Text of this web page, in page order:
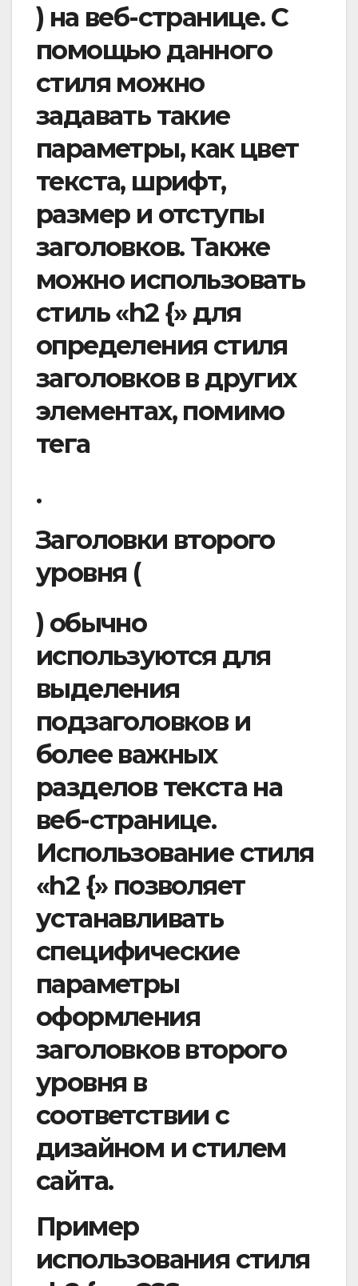
) на веб-странице. С
помощью данного
стиля можно
задавать такие
параметры, как цвет
текста, шрифт,
размер и отступы
заголовков. Также
можно использовать
стиль «h2 {» для
определения стиля
заголовков в других
элементах, помимо
тега
.
Заголовки второго
уровня (
) обычно
используются для
выделения
подзаголовков и
более важных
разделов текста на
веб-странице.
Использование стиля
«h2 {» позволяет
устанавливать
специфические
параметры
оформления
заголовков второго
уровня в
соответствии с
дизайном и стилем
сайта.
Пример
использования стиля